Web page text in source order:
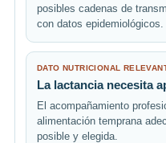
posibles cadenas de
con datos epidemiológicos.
DATO NUTRICIONAL
La lactancia necesita
El acompañamiento
alimentación temprana
posible y elegida.